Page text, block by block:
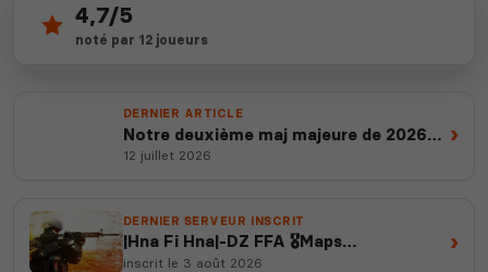
104
serveurs actifs
depuis 2012
4,7/5
noté par 12 joueurs
DERNIER ARTICLE
Notre deuxième maj majeure de 2026
est en ligne
12 juillet 2026
›
DERNIER SERVEUR INSCRIT
|Hna Fi Hna|-DZ FFA 🎖️Maps
Custom/Funny ,!skins
inscrit le 3 août 2026
›